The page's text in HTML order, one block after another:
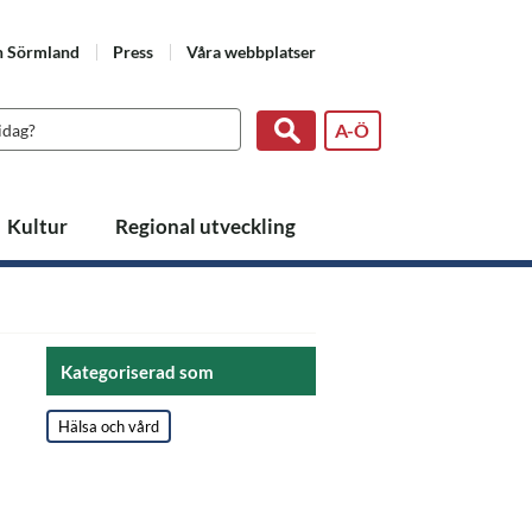
Sörmland Press Våra webbplatser
A-Ö
Kultur Regional utveckling
Kategoriserad som
Hälsa och vård